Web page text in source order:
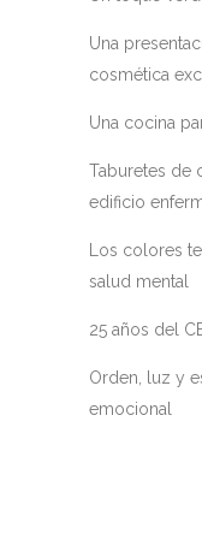
Una
cosmética
Una cocina
Taburetes de
edificio
Los colores
salud mental
25 años del
Orden, luz y
emocional